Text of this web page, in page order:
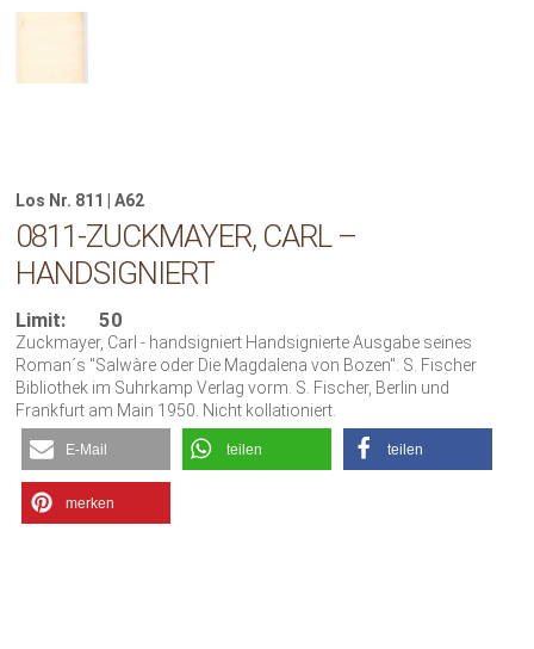
Los Nr. 811 | A62
0811-ZUCKMAYER, CARL –
HANDSIGNIERT
Limit: 50
Zuckmayer, Carl - handsigniert Handsignierte Ausgabe seines
Roman´s "Salwàre oder Die Magdalena von Bozen". S. Fischer
Bibliothek im Suhrkamp Verlag vorm. S. Fischer, Berlin und
Frankfurt am Main 1950. Nicht kollationiert.
E-Mail teilen teilen
merken